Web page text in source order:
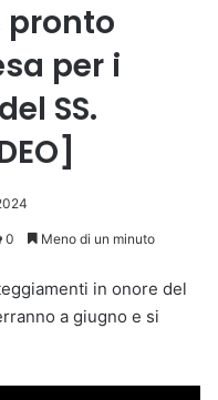
pronto
per i
SS.
0 Meno di un minuto
in onore del
a giugno e si